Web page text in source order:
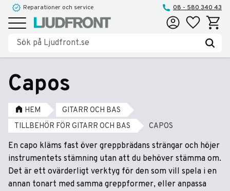
Meny
Reparationer och service 08 - 580 340 43
Favoriter
Capos
HEM
GITARR OCH BAS
TILLBEHÖR FÖR GITARR OCH BAS
CAPOS
En capo kläms fast över greppbrädans strängar och höjer
instrumentets stämning utan att du behöver stämma om.
Det är ett ovärderligt verktyg för den som vill spela i en
annan tonart med samma greppformer, eller anpassa